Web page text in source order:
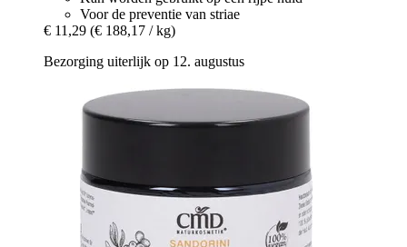
Voor de preventie van striae
€ 11,29 (€ 188,17 / kg)
Bezorging uiterlijk op 12. augustus